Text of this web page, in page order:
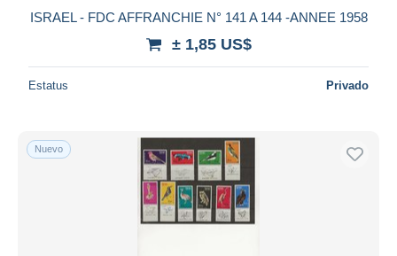
ISRAEL - FDC AFFRANCHIE N° 141 A 144 -ANNEE 1958
± 1,85 US$
Estatus Privado
Nuevo